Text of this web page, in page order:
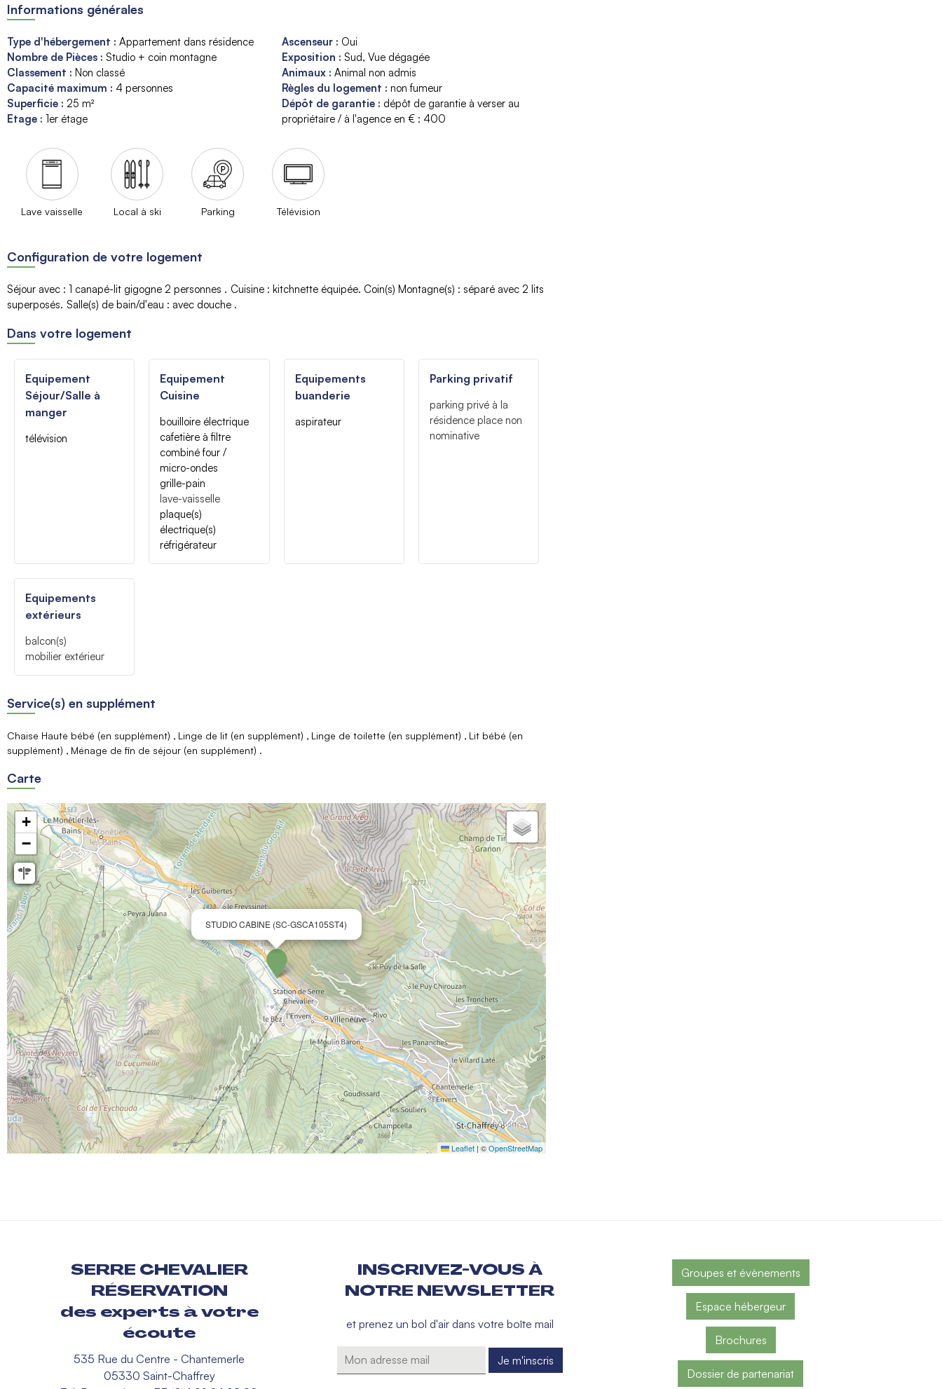
Informations générales
Type d'hébergement : Appartement dans résidence
Nombre de Pièces : Studio + coin montagne
Classement : Non classé
Capacité maximum : 4 personnes
Superficie : 25 m²
Etage : 1er étage
Ascenseur : Oui
Exposition : Sud Vue dégagée
Animaux : Animal non admis
Règles du logement : non fumeur
Dépôt de garantie : dépôt de garantie à verser au
propriétaire / à l'agence en € : 400
Lave vaisselle Local à ski Parking Télévision
Configuration de votre logement
Séjour avec : 1 canapé-lit gigogne 2 personnes Cuisine : kitchnette équipée Coin(s) Montagne(s) : séparé avec 2 lits
superposés Salle(s) de bain/d'eau : avec douche
Dans votre logement
Equipement
Séjour/Salle à
manger
télévision
Equipement
Cuisine
bouilloire électrique
cafetière à filtre
combiné four /
micro-ondes
grille-pain
lave-vaisselle
plaque(s)
électrique(s)
réfrigérateur
Equipements
buanderie
aspirateur
Parking privatif
parking privé à la
résidence place non
nominative
Equipements
extérieurs
balcon(s)
mobilier extérieur
Service(s) en supplément
Chaise Haute bébé (en supplément) Linge de lit (en supplément) Linge de toilette (en supplément)
Lit bébé (en
supplément)
Ménage de fin de séjour (en supplément)
Carte
STUDIO CABINE (SC-GSCA105ST4)
+
−
Leaflet | ©OpenStreetMap
SERRE CHEVALIER
RÉSERVATION
des experts à votre
écoute
535 Rue du Centre - Chantemerle
05330 Saint-Chaffrey
INSCRIVEZ-VOUS À
NOTRE NEWSLETTER
et prenez un bol d'air dans votre boîte mail
Groupes et évènements
Espace hébergeur
Brochures
Dossier de partenariat